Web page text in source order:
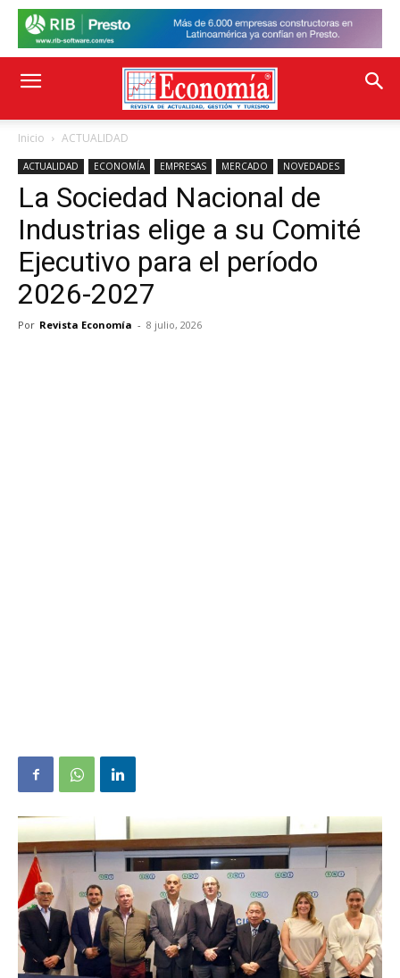
Inicio ACTUALIDAD
ACTUALIDAD ECONOMÍA EMPRESAS MERCADO NOVEDADES
La Sociedad Nacional de
Industrias elige a su Comité
Ejecutivo para el período
2026-2027
Por Revista Economía - 8 julio, 2026